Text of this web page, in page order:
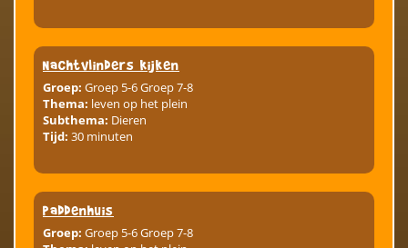
Nachtvlinders kijken
Groep: Groep 5-6 Groep 7-8
Thema: leven op het plein
Subthema: Dieren
Tijd: 30 minuten
paddenhuis
Groep: Groep 5-6 Groep 7-8